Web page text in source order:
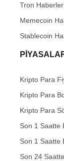
Tron
Memecoin
Stablecoin
Kripto Para
Kripto Para
Kripto Para
Son 1 Saatte
Son 1 Saatte
Son 24